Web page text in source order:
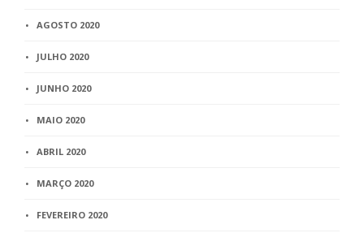
AGOSTO 2020
JULHO 2020
JUNHO 2020
MAIO 2020
ABRIL 2020
MARÇO 2020
FEVEREIRO 2020